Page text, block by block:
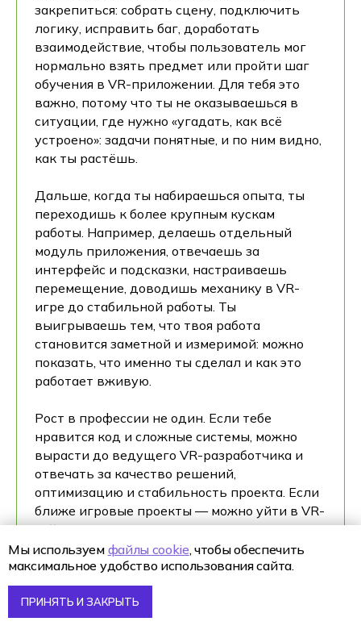
закрепиться: собрать сцену, подключить
логику, исправить баг, доработать
взаимодействие, чтобы пользователь мог
нормально взять предмет или пройти шаг
обучения в VR-приложении. Для тебя это
важно, потому что ты не оказываешься в
ситуации, где нужно «угадать, как всё
устроено»: задачи понятные, и по ним видно,
как ты растёшь.
Дальше, когда ты набираешься опыта, ты
переходишь к более крупным кускам
работы. Например, делаешь отдельный
модуль приложения, отвечаешь за
интерфейс и подсказки, настраиваешь
перемещение, доводишь механику в VR-
игре до стабильной работы. Ты
выигрываешь тем, что твоя работа
становится заметной и измеримой: можно
показать, что именно ты сделал и как это
работает вживую.
Рост в профессии не один. Если тебе
нравится код и сложные системы, можно
вырасти до ведущего VR-разработчика и
отвечать за качество решений,
оптимизацию и стабильность проекта. Если
ближе игровые проекты — можно уйти в VR-
геймдев и развиваться там. Если интереснее
стык технологий и продукта — есть
смежные направления: приложения,
технический дизайн, работа с новыми
технологиями. Для тебя это важно, потому
что ты можешь менять акцент в карьере, не
Мы используем файлы cookie, чтобы обеспечить
максимальное удобство использования сайта.
ПРИНЯТЬ И ЗАКРЫТЬ